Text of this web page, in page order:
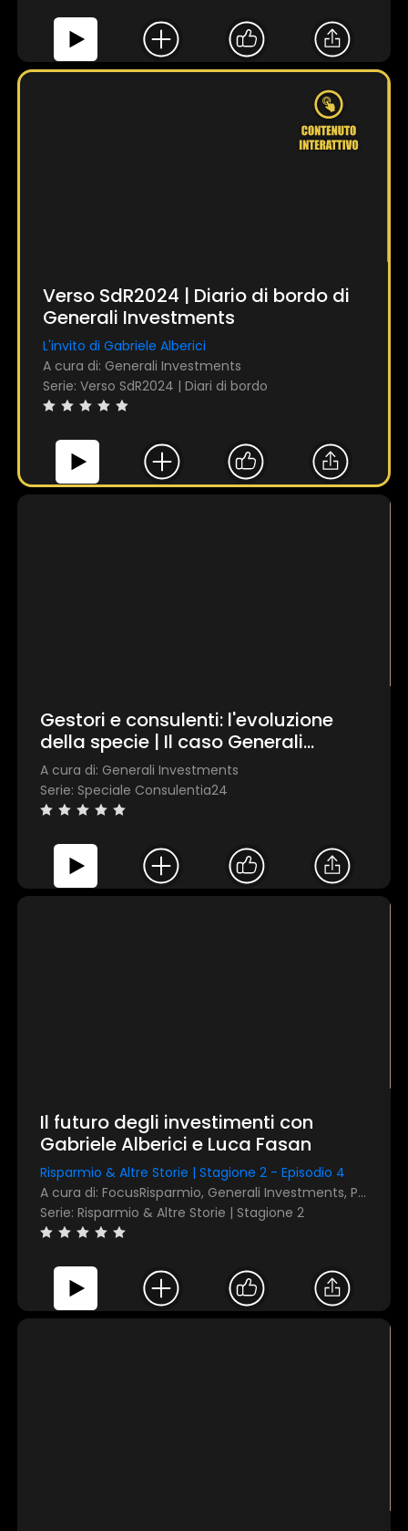
Accetta tutti
Verso SdR2024 | Diario di bordo di
Generali Investments
L'invito di Gabriele Alberici
A cura di: Generali Investments
Serie: Verso SdR2024 | Diari di bordo
Gestori e consulenti: l'evoluzione
della specie | Il caso Generali
Investments e Mediobanca Premier
A cura di: Generali Investments
Serie: Speciale Consulentia24
Il futuro degli investimenti con
Gabriele Alberici e Luca Fasan
Risparmio & Altre Storie | Stagione 2 - Episodio 4
A cura di: FocusRisparmio, Generali Investments, Plenisfer SGR
Serie: Risparmio & Altre Storie | Stagione 2